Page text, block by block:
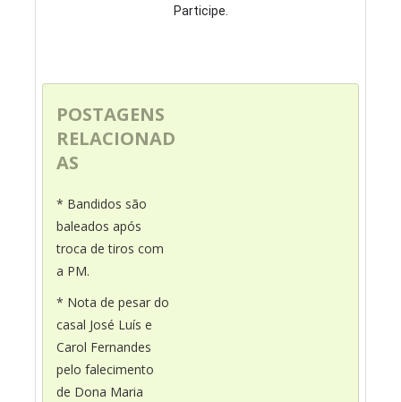
Participe.
POSTAGENS
RELACIONAD
AS
* Bandidos são
baleados após
troca de tiros com
a PM.
* Nota de pesar do
casal José Luís e
Carol Fernandes
pelo falecimento
de Dona Maria